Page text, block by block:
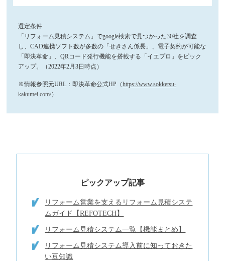
選定条件
「リフォーム見積システム」でgoogle検索で見つかった30社を調査
し、CAD連携ソフト数が多数の「せきさん係長」、電子契約が可能な
「即決革命」、QRコード発行機能を搭載する「イエプロ」をピック
アップ。（2022年2月3日時点）
※情報参照元URL：即決革命公式HP（https://www.sokketsu-
kakumei.com/）
ピックアップ記事
リフォーム営業を支えるリフォーム見積システ
ムガイド【REFOTECH】
リフォーム見積システム一覧【機能まとめ】
リフォーム見積システム導入前に知っておきた
い豆知識